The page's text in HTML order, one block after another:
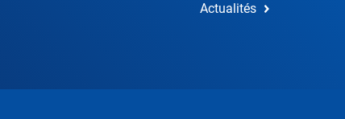
Actualités